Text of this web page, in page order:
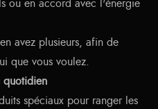
ou en accord avec l'énergie
avez plusieurs, afin de
que vous voulez.
quotidien
spéciaux pour ranger les